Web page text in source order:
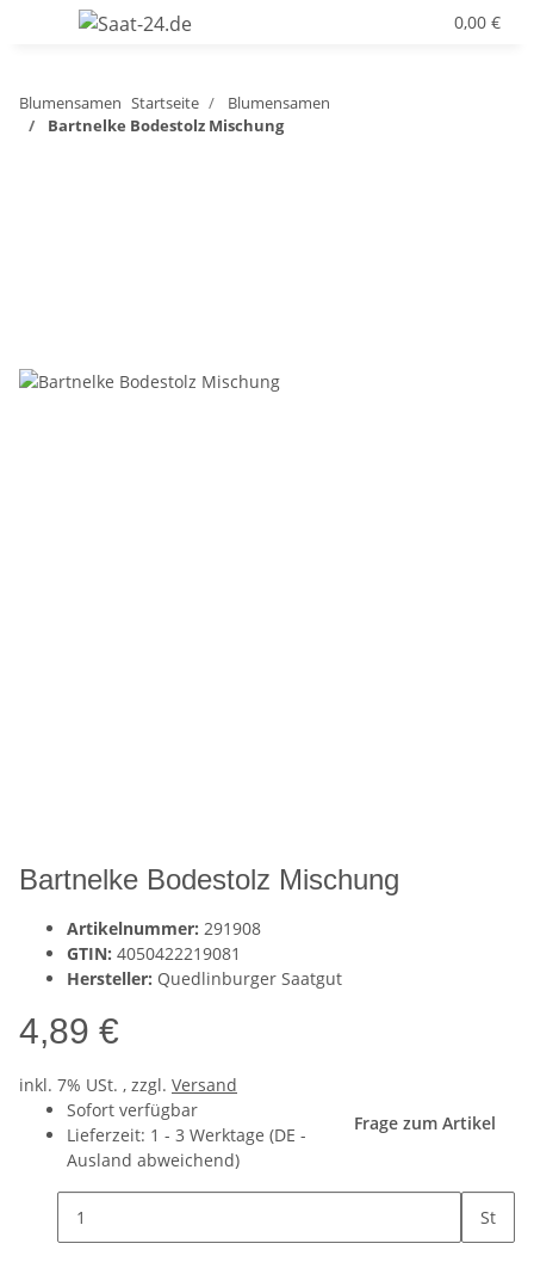
0,00 €
Blumensamen Startseite
Blumensamen
Bartnelke Bodestolz Mischung
Bartnelke Bodestolz Mischung
Artikelnummer: 291908
GTIN: 4050422219081
Hersteller: Quedlinburger Saatgut
4,89 €
inkl. 7% USt. , zzgl. Versand
Sofort verfügbar
Lieferzeit: 1 - 3 Werktage (DE -
Ausland abweichend)
Frage zum Artikel
St